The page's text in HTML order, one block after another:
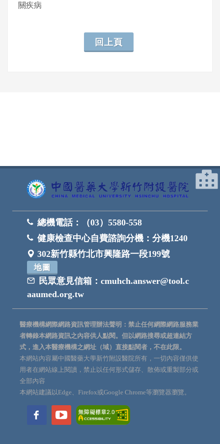
關疾病
回上頁
總機電話：
（03）5580-558
健康檢查中心自費諮詢分機： 分機1240
302新竹縣竹北市興隆路一段199號
地圖
民眾意見信箱： cmuhch.answer@tool.c
aaumed.org.tw
醫療機構網際網路資訊管理辦法聲明：禁止任何網際網路服務業
者轉錄本網路資訊之內容供人點閱。但以網路搜尋或超連結方
式，進入本醫療機構之網址（域）直接點閱者，不在此限。
本網站內容屬中國醫藥大學新竹附設醫院所有，一切內容僅供使
用者在網站線上閱讀，禁止以任何形式儲存、散佈或重製部分或
全部內容
本網站建議以Edge、Firefox或Google Chrome等瀏覽器瀏覽。